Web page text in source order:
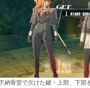
納骨堂で欠けた鍵・上部、下部